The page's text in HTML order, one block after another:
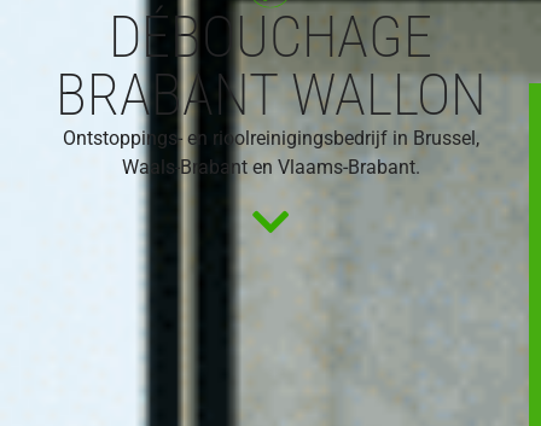
DÉBOUCHAGE
BRABANT WALLON
Ontstoppings- en rioolreinigingsbedrijf in Brussel,
Waals-Brabant en Vlaams-Brabant.